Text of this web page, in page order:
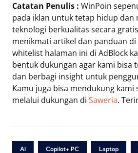
Catatan Penulis : WinPoin
pada iklan untuk tetap hidup dan
teknologi berkualitas secara
menikmati artikel dan panduan
whitelist halaman ini di AdBlock
bentuk dukungan agar kami bisa
dan berbagi insight untuk
Kamu juga bisa mendukung kami
melalui dukungan di Saweria.
AI Copilot+ PC Laptop